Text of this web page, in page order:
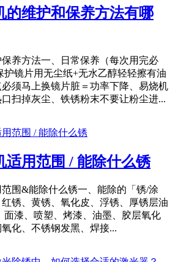
的维护和保养方法有哪
养方法一、日常保养（每次用完必
护镜片用无尘纸+无水乙醇轻轻擦有油
须马上换镜片脏＝功率下降、易烧机
扫掉灰尘、铁锈粉末不要让粉尘进...
适用范围 / 能除什么锈
围&能除什么锈一、能除的「锈/涂
锈、黄锈、氧化皮、浮锈、厚锈层油
面漆、喷塑、烤漆、油墨、胶层氧化
化、不锈钢发黑、焊接...